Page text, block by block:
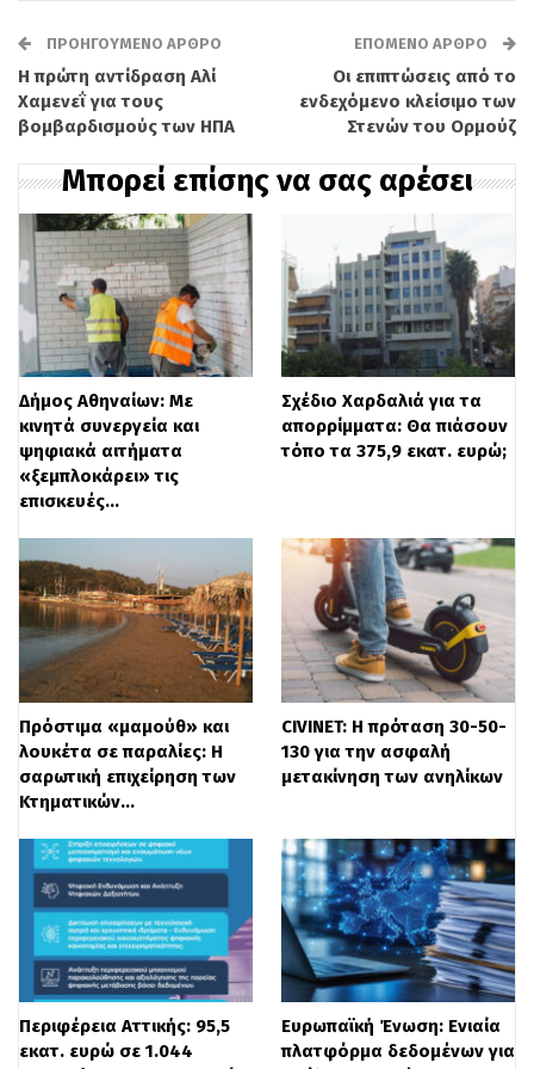
ασθενοφόρο του ΕΚΑΒ, όπως αναφέρει
χαρακτηριστικά το onlarissa.gr.
Στο σημείο έσπευσαν δυνάμεις της
Πυροσβεστικής Υπηρεσίας και
ασθενοφόρο του ΕΚΑΒ,όμως όταν
κατάφεραν να προσεγγίσουν το όχημα,
ήταν ήδη αργά.Ο οδηγός είχε εγκλωβιστεί
και απανθρακωθεί, χωρίς να καταφέρει να
διαφύγει από την πύρινη
παγίδα. Συγκλονισμένη η τοπική κοινωνία
Η είδηση σκόρπισε θλίψη στην τοπική
κοινωνία, όπου ο 45χρονος ήταν γνωστός
και αγαπητός, τόσο για την
προσωπικότητά του όσο και για το έργο
του στην ΕΛ.ΑΣ. Συνάδελφοί του, φίλοι και
συγγενείς μιλούν για έναν ήρεμο και
ευσυνείδητο οικογενειάρχη, που αφήνει
ΠΡΟΗΓΟΎΜΕΝΟ ΆΡΘΡΟ
Η πρώτη αντίδραση Αλί
Χαμενεΐ για τους
βομβαρδισμούς των ΗΠΑ
ΕΠΌΜΕΝΟ ΆΡΘΡΟ
Οι επιπτώσεις από το
ενδεχόμενο κλείσιμο των
Στενών του Ορμούζ
Μπορεί επίσης να σας αρέσει
Δήμος Αθηναίων: Με
κινητά συνεργεία και
ψηφιακά αιτήματα
«ξεμπλοκάρει» τις
επισκευές…
Σχέδιο Χαρδαλιά για τα
απορρίμματα: Θα πιάσουν
τόπο τα 375,9 εκατ. ευρώ;
Πρόστιμα «μαμούθ» και
λουκέτα σε παραλίες: Η
σαρωτική επιχείρηση των
Κτηματικών…
CIVINET: Η πρόταση 30-50-
130 για την ασφαλή
μετακίνηση των ανηλίκων
Περιφέρεια Αττικής: 95,5
εκατ. ευρώ σε 1.044
Ευρωπαϊκή Ένωση: Ενιαία
πλατφόρμα δεδομένων για